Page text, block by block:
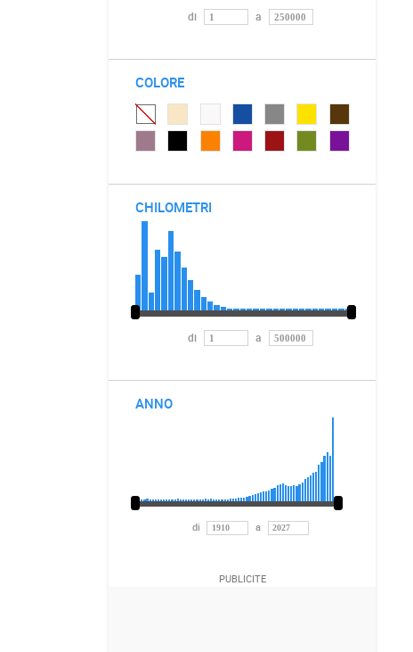
di a
COLORE
CHILOMETRI
di a
ANNO